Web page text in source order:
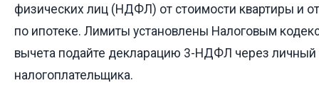
физических лиц (НДФЛ) от стоимости квартиры и
по ипотеке. Лимиты установлены Налоговым
вычета подайте декларацию 3-НДФЛ через личный
налогоплательщика.